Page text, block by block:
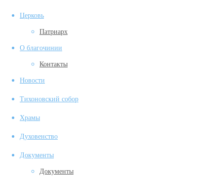
Церковь
Патриарх
О благочинии
Контакты
Новости
Тихоновский собор
Храмы
Духовенство
Документы
Документы